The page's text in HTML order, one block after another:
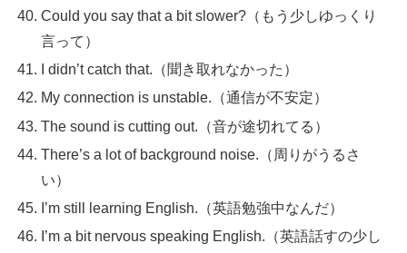
Could you say that a bit slower?（もう少しゆっくり
言って）
I didn’t catch that.（聞き取れなかった）
My connection is unstable.（通信が不安定）
The sound is cutting out.（音が途切れてる）
There’s a lot of background noise.（周りがうるさ
い）
I’m still learning English.（英語勉強中なんだ）
I’m a bit nervous speaking English.（英語話すの少し